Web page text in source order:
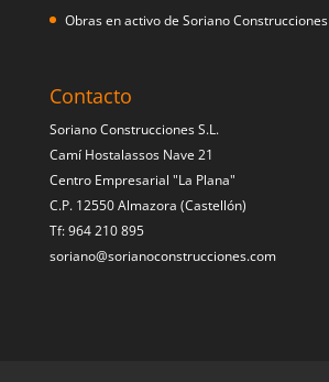
Obras en activo de Soriano Construcciones
Contacto
Soriano Construcciones S.L.
Camí Hostalassos Nave 21
Centro Empresarial "La Plana"
C.P. 12550 Almazora (Castellón)
Tf: 964 210 895
soriano@sorianoconstrucciones.com